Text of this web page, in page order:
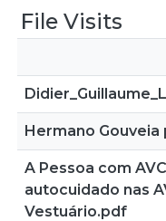
File Visits
Hermano
A Pessoa com
autocuidado nas
Vestuário.pdf